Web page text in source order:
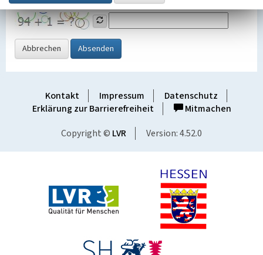
Grafik ein
Abbrechen Absenden
Kontakt Impressum
Datenschutz
Erklärung zur Barrierefreiheit
Mitmachen
Copyright © LVR Version: 4.52.0